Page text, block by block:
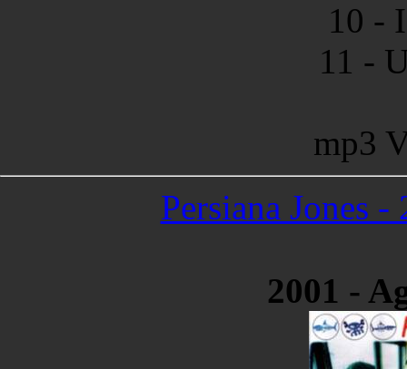
10 -
11 -
mp3
Persiana Jones
2001 -